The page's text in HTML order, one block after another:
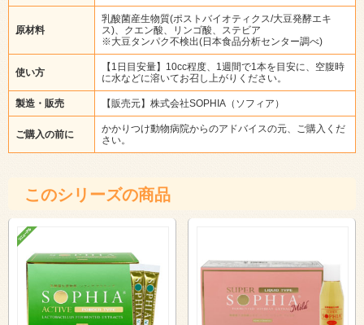
原材料
乳酸菌産生物質(ポストバイオティクス/大豆発酵エキ
ス)、クエン酸、リンゴ酸、ステビア
※大豆タンパク不検出(日本食品分析センター調べ)
使い方
【1日目安量】10cc程度、1週間で1本を目安に、空腹時
に水などに溶いてお召し上がりください。
製造・販売 【販売元】株式会社SOPHIA（ソフィア）
ご購入の前に
かかりつけ動物病院からのアドバイスの元、ご購入くだ
さい。
このシリーズの商品